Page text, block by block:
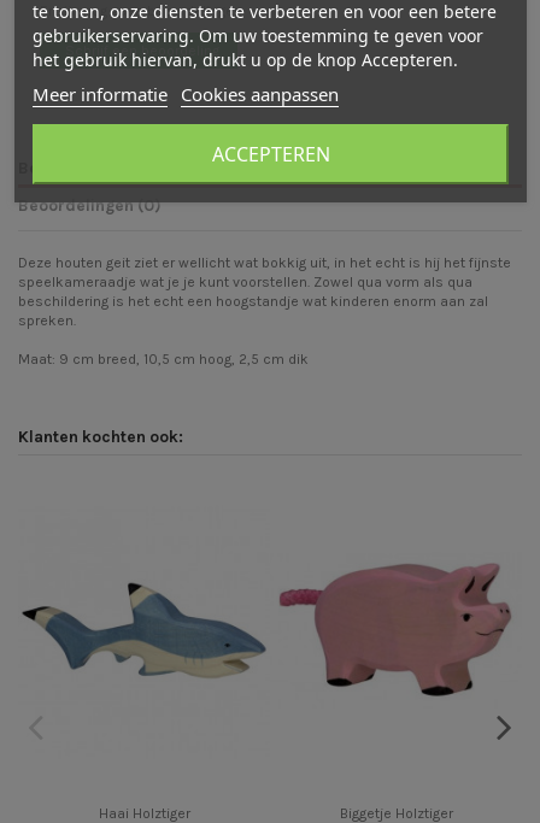
Er zijn nog geen beoordelingen
Schrijf een beoordeling
Beoordelingen (0)
Deze houten geit ziet er wellicht wat bokkig uit, in het echt is hij het fijnste
speelkameraadje wat je je kunt voorstellen. Zowel qua vorm als qua
beschildering is het echt een hoogstandje wat kinderen enorm aan zal
spreken.
Maat: 9 cm breed, 10,5 cm hoog, 2,5 cm dik
Klanten kochten ook:
Haai Holztiger Biggetje Holztiger
te tonen, onze diensten te verbeteren en voor een betere
gebruikerservaring. Om uw toestemming te geven voor
het gebruik hiervan, drukt u op de knop Accepteren.
Meer informatie Cookies aanpassen
ACCEPTEREN